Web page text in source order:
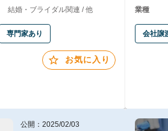
結婚・ブライダル関連 / 他
専門家あり
お気に入り
業種
会社譲
公開：2025/02/03